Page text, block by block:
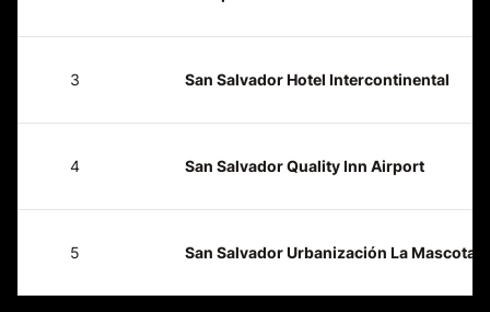
3 San Salvador Hotel Intercontinental
4 San Salvador Quality Inn Airport
5 San Salvador Urbanización La Mascota